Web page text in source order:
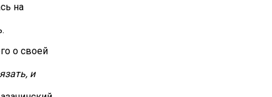
на
о своей
и